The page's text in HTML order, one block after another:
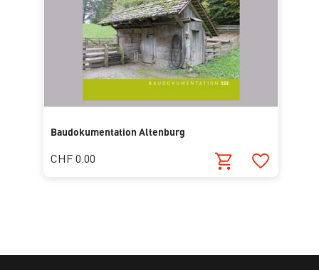
Baudokumentation Altenburg
CHF 0.00